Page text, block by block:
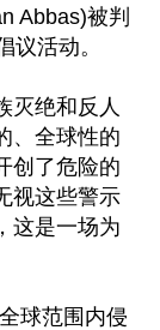
Abbas)被判
议活动。
灭绝和反人
、全球性的
创了危险的
视这些警示
这是一场为
球范围内侵